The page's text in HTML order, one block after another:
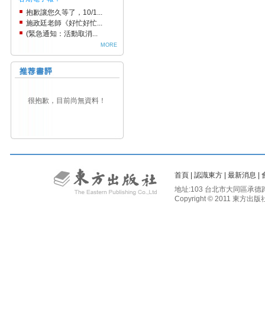
抱歉讓您久等了，10/1...
施政廷老師《好忙好忙...
(緊急通知：活動取消...
MORE
很抱歉，目前尚無資料！
首頁 認識東方 最新消息
地址:103 台北市大同區承
Copyright © 2011 東方出版